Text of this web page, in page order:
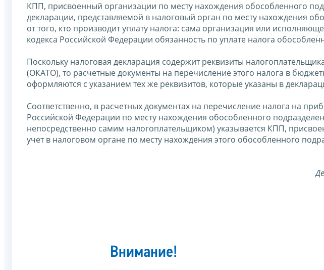
КПП, присвоенный организации по месту нахождения обособленного
декларации, представляемой в налоговый орган по месту нахождения
от того, кто производит уплату налога: сама организация или
кодекса Российской Федерации обязанность по уплате налога
Поскольку налоговая декларация содержит реквизиты
(ОКАТО), то расчетные документы на перечисление этого налога в
оформляются с указанием тех же реквизитов, которые указаны в
Соответственно, в расчетных документах на перечисление налога на
Российской Федерации по месту нахождения обособленного
непосредственно самим налогоплательщиком) указывается КПП,
учет в налоговом органе по месту нахождения этого обособленного
Внимание!